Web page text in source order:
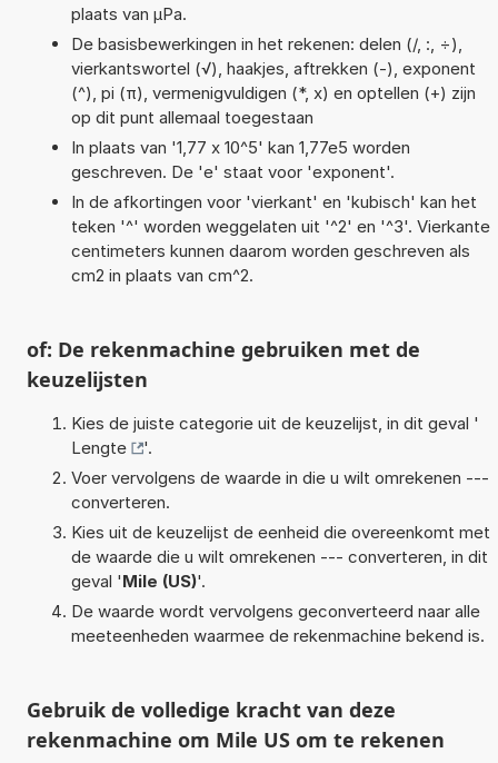
plaats van µPa.
De basisbewerkingen in het rekenen: delen (/, :, ÷),
vierkantswortel (√), haakjes, aftrekken (-), exponent
(^), pi (π), vermenigvuldigen (*, x) en optellen (+) zijn
op dit punt allemaal toegestaan
In plaats van '1,77 x 10^5' kan 1,77e5 worden
geschreven. De 'e' staat voor 'exponent'.
In de afkortingen voor 'vierkant' en 'kubisch' kan het
teken '^' worden weggelaten uit '^2' en '^3'. Vierkante
centimeters kunnen daarom worden geschreven als
cm2 in plaats van cm^2.
of: De rekenmachine gebruiken met de
keuzelijsten
Kies de juiste categorie uit de keuzelijst, in dit geval '
Lengte
'.
Voer vervolgens de waarde in die u wilt omrekenen ---
converteren.
Kies uit de keuzelijst de eenheid die overeenkomt met
de waarde die u wilt omrekenen --- converteren, in dit
geval 'Mile (US)'.
De waarde wordt vervolgens geconverteerd naar alle
meeteenheden waarmee de rekenmachine bekend is.
Gebruik de volledige kracht van deze
rekenmachine om Mile US om te rekenen